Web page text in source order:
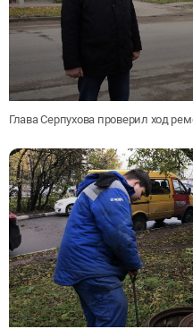
Глава Серпухова проверил ход